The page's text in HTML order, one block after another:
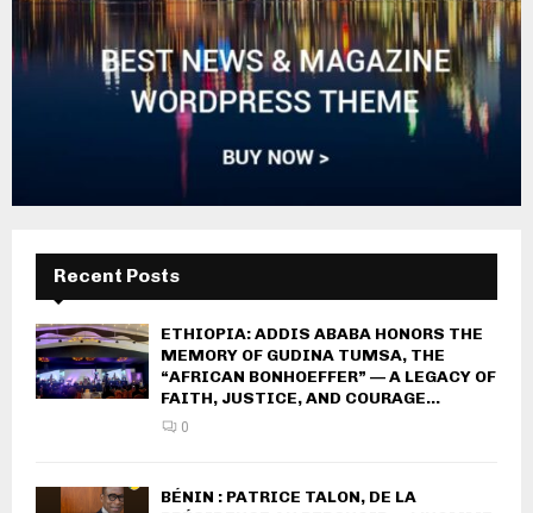
Recent Posts
ETHIOPIA: ADDIS ABABA HONORS THE
MEMORY OF GUDINA TUMSA, THE
“AFRICAN BONHOEFFER” — A LEGACY OF
FAITH, JUSTICE, AND COURAGE...
0
BÉNIN : PATRICE TALON, DE LA